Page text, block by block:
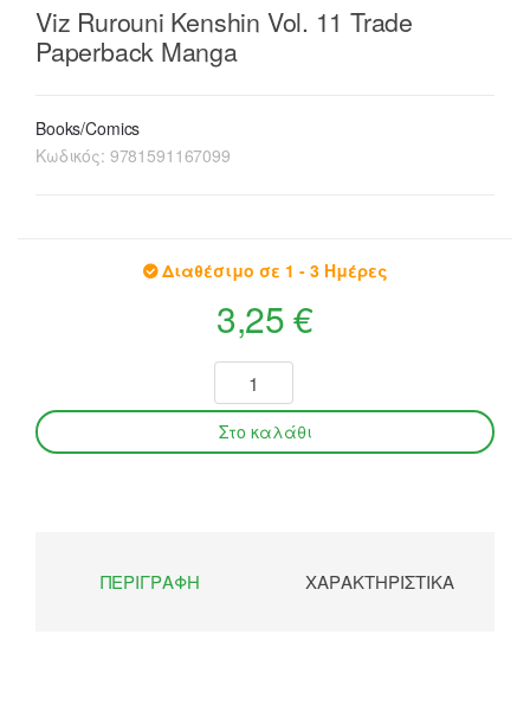
Viz Rurouni Kenshin Vol. 11 Trade
Paperback Manga
Books/Comics
Κωδικός: 9781591167099
Διαθέσιμο σε 1 - 3 Ημέρες
3,25 €
ΠΕΡΙΓΡΑΦΉ ΧΑΡΑΚΤΗΡΙΣΤΙΚΆ